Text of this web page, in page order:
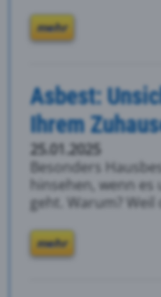
mehr
Asbest:
Ihrem
25.01.2025
Besonders
hinsehen, wenn
geht. Warum? Weil
mehr